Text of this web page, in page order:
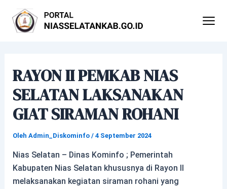
konten
RAYON II PEMKAB NIAS
SELATAN LAKSANAKAN
GIAT SIRAMAN ROHANI
Oleh Admin_Diskominfo / 4 September 2024
Nias Selatan – Dinas Kominfo ; Pemerintah
Kabupaten Nias Selatan khususnya di Rayon II
melaksanakan kegiatan siraman rohani yang
navigation